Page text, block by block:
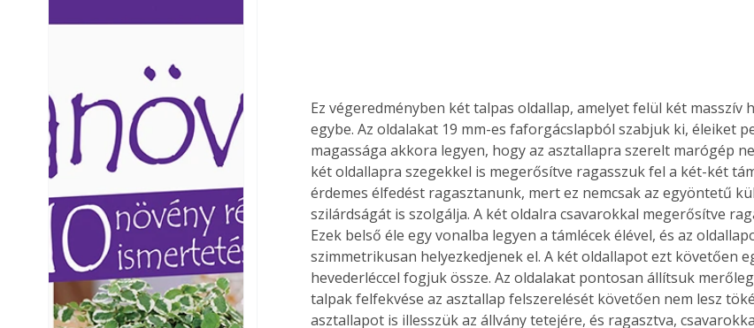
Ez végeredményben két talpas oldallap, amelyet felül két masszív
egybe. Az oldalakat 19 mm-es faforgácslapból szabjuk ki, éleiket
magassága akkora legyen, hogy az asztallapra szerelt marógép
két oldallapra szegekkel is megerősítve ragasszuk fel a két-két
érdemes élfedést ragasztanunk, mert ez nemcsak az egyöntetű
szilárdságát is szolgálja. A két oldalra csavarokkal megerősítve
Ezek belső éle egy vonalba legyen a támlécek élével, és az
szimmetrikusan helyezkedjenek el. A két oldallapot ezt követően
hevederléccel fogjuk össze. Az oldalakat pontosan állítsuk
talpak felfekvése az asztallap felszerelését követően nem lesz
asztallapot is illesszük az állvány tetejére, és ragasztva,